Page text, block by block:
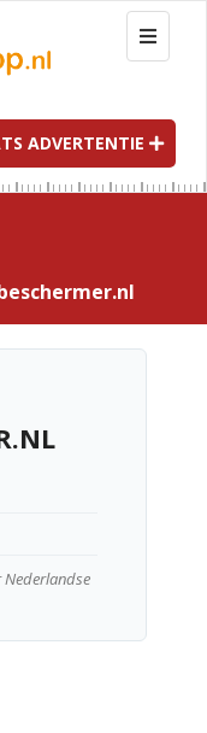
T
o
g
l
e
n
a
t
ADVERTENTIE